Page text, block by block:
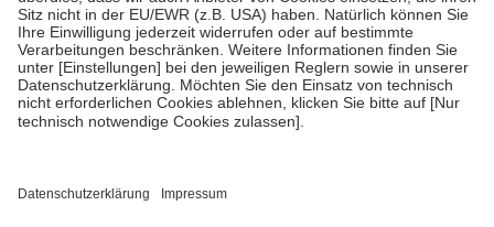
mit Ausnahme der Fahrkosten
• Untersuchungen zur Vorsorge und Früherkennung, die von der
GKV getragen werden
• empfohlenen Schutzimpfungen
• Harn- und Blutteststreifen
getroffen, um sicherzustellen, dass es sich um echte Bewertungen